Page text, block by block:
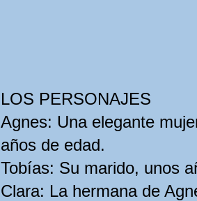
LOS PERSONAJES
Agnes: Una elegante
años de edad.
Tobías: Su marido, unos
Clara: La hermana de